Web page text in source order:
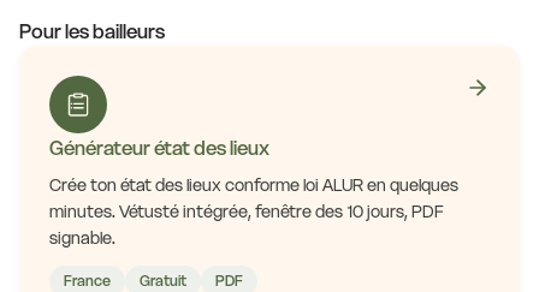
Pour les bailleurs
Générateur état des lieux
Crée ton état des lieux conforme loi ALUR en quelques
minutes. Vétusté intégrée, fenêtre des 10 jours, PDF
signable.
France Gratuit PDF